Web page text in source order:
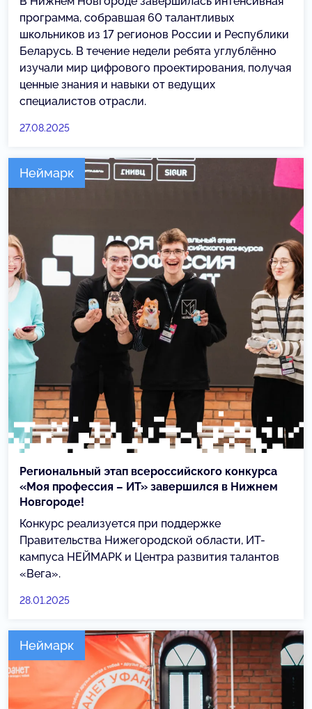
программа, собравшая 60 талантливых
школьников из 17 регионов России и Республики
Беларусь. В течение недели ребята углублённо
изучали мир цифрового проектирования, получая
ценные знания и навыки от ведущих
специалистов отрасли.
27.08.2025
Неймарк
Региональный этап всероссийского конкурса
«Моя профессия – ИТ» завершился в Нижнем
Новгороде!
Конкурс реализуется при поддержке
Правительства Нижегородской области, ИТ-
кампуса НЕЙМАРК и Центра развития талантов
«Вега».
28.01.2025
Неймарк